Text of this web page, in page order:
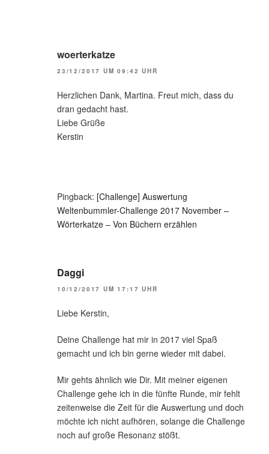
woerterkatze
23/12/2017 UM 09:42 UHR
Herzlichen Dank, Martina. Freut mich, dass du
dran gedacht hast.
Liebe Grüße
Kerstin
Pingback: [Challenge] Auswertung
Weltenbummler-Challenge 2017 November –
Wörterkatze – Von Büchern erzählen
Daggi
10/12/2017 UM 17:17 UHR
Liebe Kerstin,
Deine Challenge hat mir in 2017 viel Spaß
gemacht und ich bin gerne wieder mit dabei.
Mir gehts ähnlich wie Dir. Mit meiner eigenen
Challenge gehe ich in die fünfte Runde, mir fehlt
zeitenweise die Zeit für die Auswertung und doch
möchte ich nicht aufhören, solange die Challenge
noch auf große Resonanz stößt.